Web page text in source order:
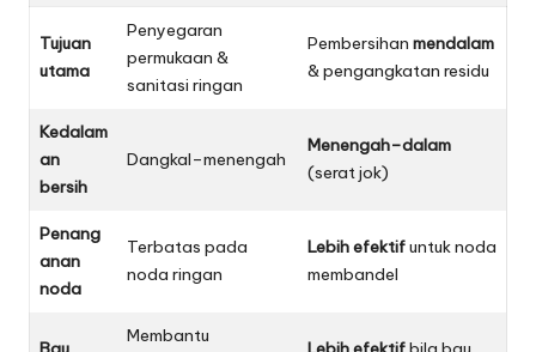
Tujuan
utama
Penyegaran
permukaan &
sanitasi ringan
Pembersihan mendalam
& pengangkatan residu
Kedalam
an
bersih
Dangkal–menengah
Menengah–dalam
(serat jok)
Penang
anan
noda
Terbatas pada
noda ringan
Lebih efektifuntuk noda
membandel
Membantu